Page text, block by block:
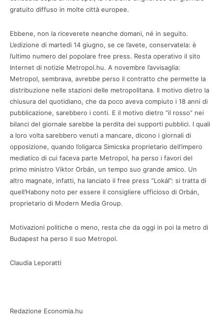
gratuito diffuso in molte città europee.
Ebbene, non la riceverete neanche domani, né in seguito.
L’edizione di martedì 14 giugno, se ce l’avete, conservatela: è
l’ultimo numero del popolare free press. Resta operativo il sito
Internet di notizie Metropol.hu. A novembre l’avvisaglia:
Metropol, sembrava, avrebbe perso il contratto che permette la
distribuzione nelle stazioni delle metropolitana. Il motivo dietro la
chiusura del quotidiano, che da poco aveva compiuto i 18 anni di
pubblicazione, sarebbero i conti. E il motivo dietro “il rosso” nei
bilanci del giornale sarebbe la perdita dei supporti pubblici. I quali
a loro volta sarebbero venuti a mancare, dicono i giornali di
opposizione, quando l’oligarca Simicska proprietario dell’impero
mediatico di cui faceva parte Metropol, ha perso i favori del
primo ministro Viktor Orbán, un tempo suo grande amico. Un
altro magnate, infatti, ha lanciato il free press “Lokál”: si tratta di
quell’Habony noto per essere il consigliere ufficioso di Orbán,
proprietario di Modern Media Group.
Motivazioni politiche o meno, resta che da oggi in poi la metro di
Budapest ha perso il suo Metropol.
Claudia Leporatti
Redazione Economia.hu